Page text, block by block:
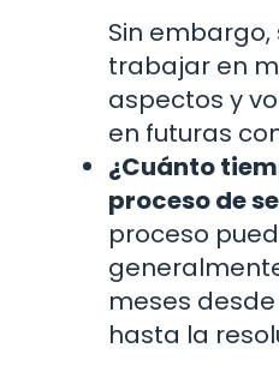
Sin
trabajar en
aspectos y
en futuras
¿Cuánto
proceso de
proceso
meses
hasta la